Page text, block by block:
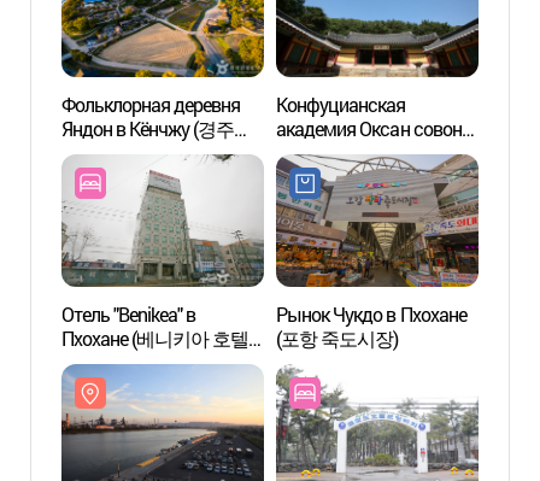
Фольклорная деревня
Яндон в Кёнчжу (경주
양동마을 [유네스코
세계문화유산])
Конфуцианская
академия Оксан совон
[Всемирное культурное
наследие ЮНЕСКО]
(옥산서원 [유네스코
세계문화유산])
Отель "Benikea" в
Пхохане (베니키아 호텔
포항)
Рынок Чукдо в Пхохане
(포항 죽도시장)